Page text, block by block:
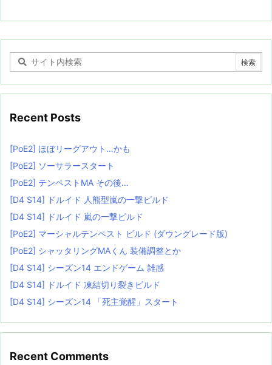
Recent Posts
[PoE2] ほぼリーグアウト…かも
[PoE2] ソーサラースタート
[PoE2] テンペストMA その後…
[D4 S14] ドルイド 人熊型嵐の一撃ビルド
[D4 S14] ドルイド 嵐の一撃ビルド
[PoE2] マーシャルテンペスト ビルド (ダウングレード版)
[PoE2] シャッタリングMAくん 装備調整とか
[D4 S14] シーズン14 エンドゲーム 雑感
[D4 S14] ドルイド 凍結切り裂きビルド
[D4 S14] シーズン14 「死主覚醒」スタート
Recent Comments